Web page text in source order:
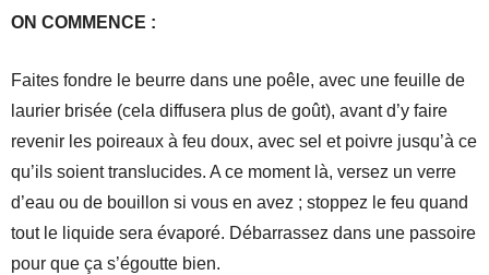
ON COMMENCE :
Faites fondre le beurre dans une poêle, avec une feuille de
laurier brisée (cela diffusera plus de goût), avant d’y faire
revenir les poireaux à feu doux, avec sel et poivre jusqu’à ce
qu’ils soient translucides. A ce moment là, versez un verre
d’eau ou de bouillon si vous en avez ; stoppez le feu quand
tout le liquide sera évaporé. Débarrassez dans une passoire
pour que ça s’égoutte bien.